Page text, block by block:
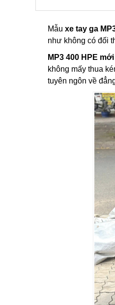
Mẫu xe tay ga
như không có đối
MP3 400 HPE mới
không mấy thua
tuyên ngôn về